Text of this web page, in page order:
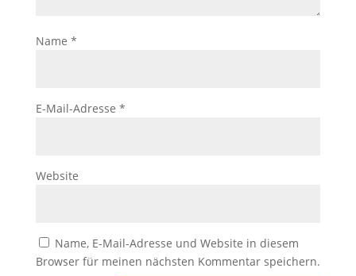
Name *
E-Mail-Adresse *
Website
Name, E-Mail-Adresse und Website in diesem
Browser für meinen nächsten Kommentar speichern.